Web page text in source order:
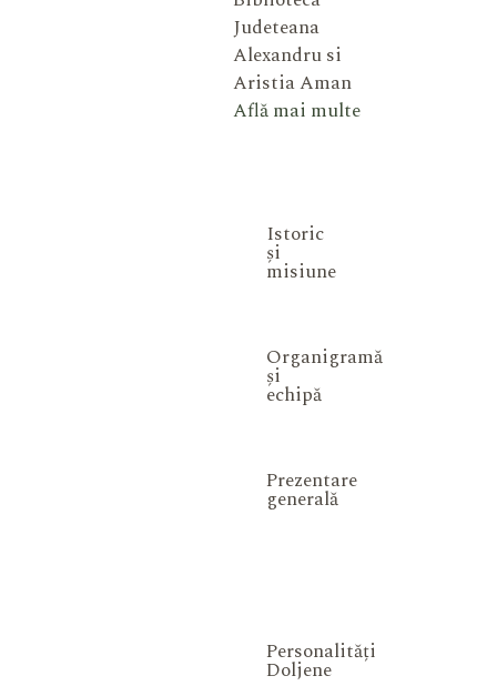
Judeteana
Alexandru si
Aristia Aman
Află mai multe
Istoric
și
misiune
Organigramă
și
echipă
Prezentare
generală
Personalități
Doljene